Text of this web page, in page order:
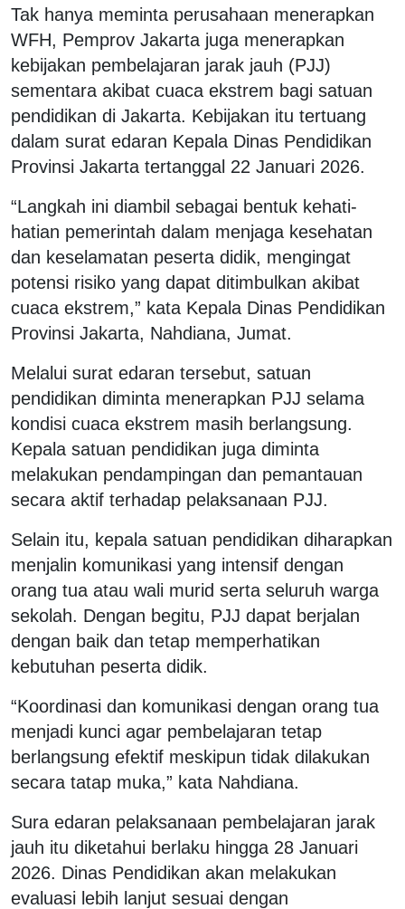
Tak hanya meminta perusahaan menerapkan
WFH, Pemprov Jakarta juga menerapkan
kebijakan pembelajaran jarak jauh (PJJ)
sementara akibat cuaca ekstrem bagi satuan
pendidikan di Jakarta. Kebijakan itu tertuang
dalam surat edaran Kepala Dinas Pendidikan
Provinsi Jakarta tertanggal 22 Januari 2026.
“Langkah ini diambil sebagai bentuk kehati-
hatian pemerintah dalam menjaga kesehatan
dan keselamatan peserta didik, mengingat
potensi risiko yang dapat ditimbulkan akibat
cuaca ekstrem,” kata Kepala Dinas Pendidikan
Provinsi Jakarta, Nahdiana, Jumat.
Melalui surat edaran tersebut, satuan
pendidikan diminta menerapkan PJJ selama
kondisi cuaca ekstrem masih berlangsung.
Kepala satuan pendidikan juga diminta
melakukan pendampingan dan pemantauan
secara aktif terhadap pelaksanaan PJJ.
Selain itu, kepala satuan pendidikan diharapkan
menjalin komunikasi yang intensif dengan
orang tua atau wali murid serta seluruh warga
sekolah. Dengan begitu, PJJ dapat berjalan
dengan baik dan tetap memperhatikan
kebutuhan peserta didik.
“Koordinasi dan komunikasi dengan orang tua
menjadi kunci agar pembelajaran tetap
berlangsung efektif meskipun tidak dilakukan
secara tatap muka,” kata Nahdiana.
Sura edaran pelaksanaan pembelajaran jarak
jauh itu diketahui berlaku hingga 28 Januari
2026. Dinas Pendidikan akan melakukan
evaluasi lebih lanjut sesuai dengan